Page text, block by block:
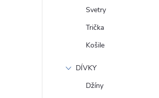
Svetry
Trička
Košile
DÍVKY
Džíny